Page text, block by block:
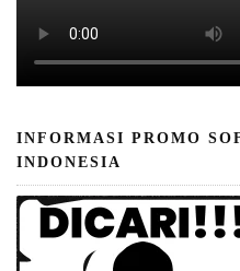
INFORMASI PROMO
INDONESIA